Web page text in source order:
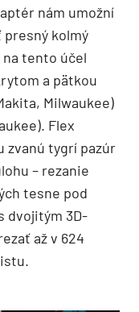
nám umožní
presný kolmý
tento účel
a pätkou
Milwaukee)
Flex
zvanú tygrí pazúr
– rezanie
tesne pod
dvojitým 3D-
až v 624